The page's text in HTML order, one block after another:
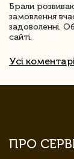
Брали
замовлення
задоволенні.
сайті.
Усі
ПРО